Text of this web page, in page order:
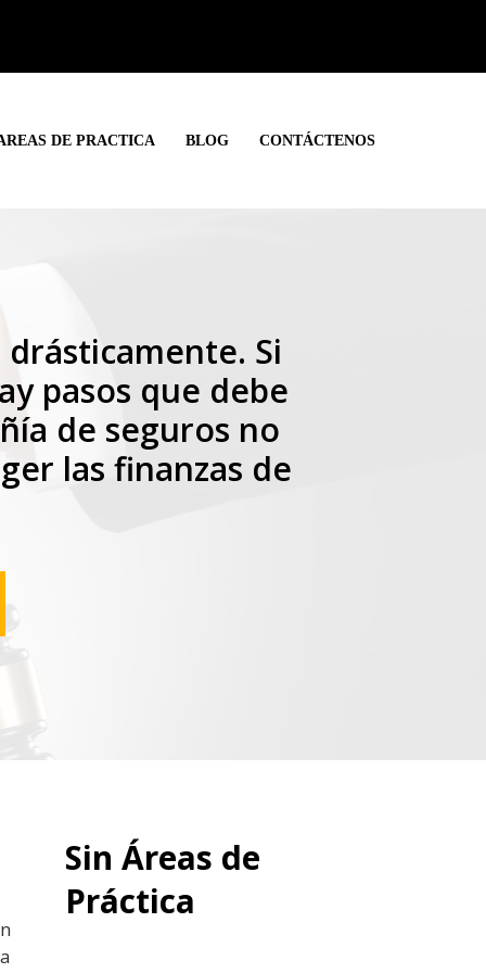
DE PRACTICA BLOG CONTÁCTENOS
Si
pasos que debe
de seguros no
las finanzas de
Sin Áreas de
Práctica